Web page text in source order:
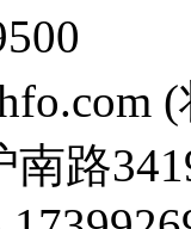
南路